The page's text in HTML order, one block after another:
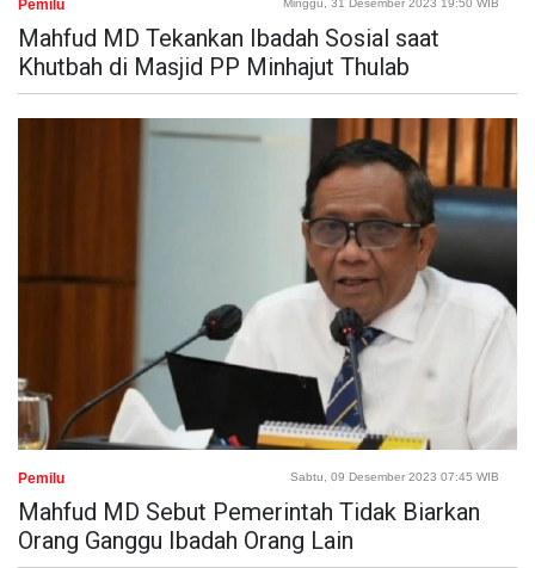
Pemilu
Mahfud MD Tekankan Ibadah Sosial saat
Khutbah di Masjid PP Minhajut Thulab
Pemilu Sabtu, 09 Desember 2023 07:45 WIB
Mahfud MD Sebut Pemerintah Tidak Biarkan
Orang Ganggu Ibadah Orang Lain